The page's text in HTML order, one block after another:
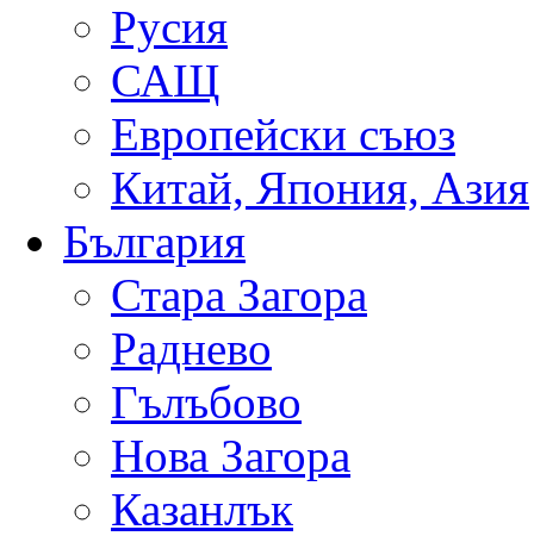
Русия
САЩ
Европейски съюз
Китай, Япония, Азия
България
Стара Загора
Раднево
Гълъбово
Нова Загора
Казанлък